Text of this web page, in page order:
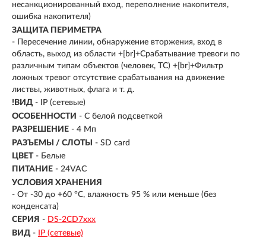
несанкционированный вход, переполнение накопителя,
ошибка накопителя)
ЗАЩИТА ПЕРИМЕТРА
- Пересечение линии, обнаружение вторжения, вход в
область, выход из области +[br]+Срабатывание тревоги по
различным типам объектов (человек, ТС) +[br]+Фильтр
ложных тревог отсутствие срабатывания на движение
листвы, животных, флага и т. д.
!ВИД - IP (сетевые)
ОСОБЕННОСТИ - С белой подсветкой
РАЗРЕШЕНИЕ - 4 Мп
РАЗЪЕМЫ / СЛОТЫ
- SD card
ЦВЕТ - Белые
ПИТАНИЕ - 24VAC
УСЛОВИЯ ХРАНЕНИЯ
- От -30 до +60 °C, влажность 95 % или меньше (без
конденсата)
СЕРИЯ - DS-2CD7ххх
ВИД - IP (сетевые)